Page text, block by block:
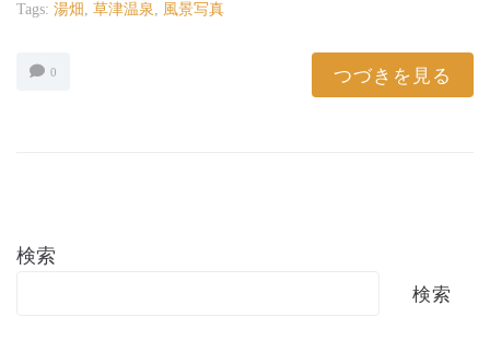
Tags: 湯畑 , 草津温泉, 風景写真
0 つづきを見る
検索
検索